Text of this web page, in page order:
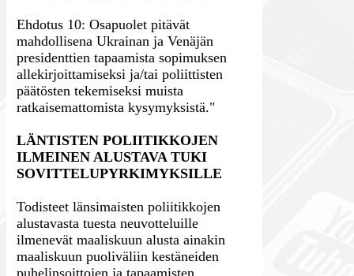
Ehdotus 10: Osapuolet pitävät
mahdollisena Ukrainan ja Venäjän
presidenttien tapaamista sopimuksen
allekirjoittamiseksi ja/tai poliittisten
päätösten tekemiseksi muista
ratkaisemattomista kysymyksistä."
LÄNTISTEN POLIITIKKOJEN
ILMEINEN ALUSTAVA TUKI
SOVITTELUPYRKIMYKSILLE
Todisteet länsimaisten poliitikkojen
alustavasta tuesta neuvotteluille
ilmenevät maaliskuun alusta ainakin
maaliskuun puoliväliin kestäneiden
puhelinsoittojen ja tapaamisten